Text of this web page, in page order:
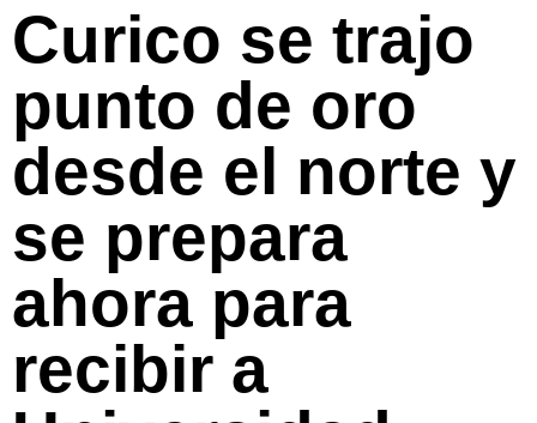
Curico se trajo
punto de oro
desde el norte y
se prepara
ahora para
recibir a